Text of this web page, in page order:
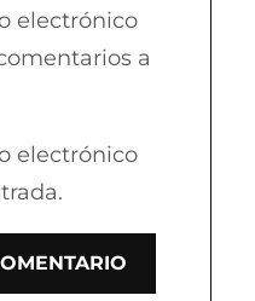
electrónico
a
electrónico